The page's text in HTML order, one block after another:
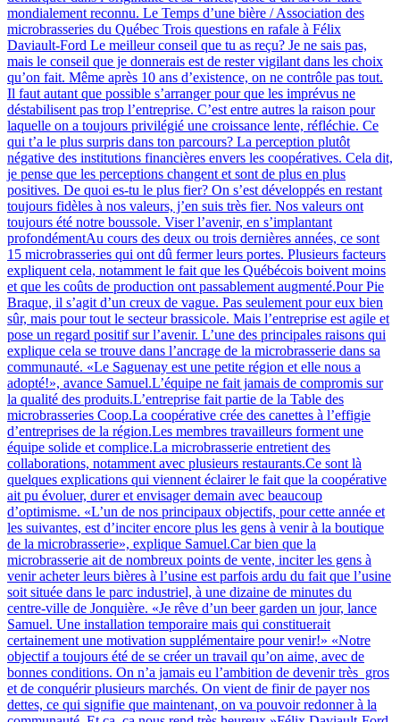
mondialement reconnu. Le Temps d’une bière / Association des
microbrasseries du Québec Trois questions en rafale à Félix
Daviault-Ford Le meilleur conseil que tu as reçu? Je ne sais pas,
mais le conseil que je donnerais est de rester vigilant dans les choix
qu’on fait. Même après 10 ans d’existence, on ne contrôle pas tout.
Il faut autant que possible s’arranger pour que les imprévus ne
déstabilisent pas trop l’entreprise. C’est entre autres la raison pour
laquelle on a toujours privilégié une croissance lente, réfléchie. Ce
qui t’a le plus surpris dans ton parcours? La perception plutôt
négative des institutions financières envers les coopératives. Cela dit,
je pense que les perceptions changent et sont de plus en plus
positives. De quoi es-tu le plus fier? On s’est développés en restant
toujours fidèles à nos valeurs, j’en suis très fier. Nos valeurs ont
toujours été notre boussole. Viser l’avenir, en s’implantant
profondémentAu cours des deux ou trois dernières années, ce sont
15 microbrasseries qui ont dû fermer leurs portes. Plusieurs facteurs
expliquent cela, notamment le fait que les Québécois boivent moins
et que les coûts de production ont passablement augmenté.Pour Pie
Braque, il s’agit d’un creux de vague. Pas seulement pour eux bien
sûr, mais pour tout le secteur brassicole. Mais l’entreprise est agile et
pose un regard positif sur l’avenir. L’une des principales raisons qui
explique cela se trouve dans l’ancrage de la microbrasserie dans sa
communauté. «Le Saguenay est une petite région et elle nous a
adopté!», avance Samuel.L’équipe ne fait jamais de compromis sur
la qualité des produits.L’entreprise fait partie de la Table des
microbrasseries Coop.La coopérative crée des canettes à l’effigie
d’entreprises de la région.Les membres travailleurs forment une
équipe solide et complice.La microbrasserie entretient des
collaborations, notamment avec plusieurs restaurants.Ce sont là
quelques explications qui viennent éclairer le fait que la coopérative
ait pu évoluer, durer et envisager demain avec beaucoup
d’optimisme. «L’un de nos principaux objectifs, pour cette année et
les suivantes, est d’inciter encore plus les gens à venir à la boutique
de la microbrasserie», explique Samuel.Car bien que la
microbrasserie ait de nombreux points de vente, inciter les gens à
venir acheter leurs bières à l’usine est parfois ardu du fait que l’usine
soit située dans le parc industriel, à une dizaine de minutes du
centre-ville de Jonquière. «Je rêve d’un beer garden un jour, lance
Samuel. Une installation temporaire mais qui constituerait
certainement une motivation supplémentaire pour venir!» «Notre
objectif a toujours été de se créer un travail qu’on aime, avec de
bonnes conditions. On n’a jamais eu l’ambition de devenir très gros
et de conquérir plusieurs marchés. On vient de finir de payer nos
dettes, ce qui signifie que maintenant, on va pouvoir redonner à la